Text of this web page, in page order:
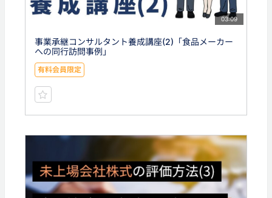
03:09
事業承継コンサルタント養成講座(2)「食品メーカー
への同行訪問事例」
有料会員限定